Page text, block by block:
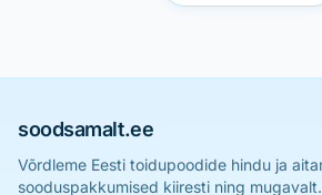
soodsamalt.ee
Võrdleme Eesti toidupoodide hindu ja
sooduspakkumised kiiresti ning mugavalt.